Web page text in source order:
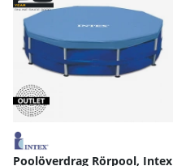
Poolöverdrag Rörpool, Intex